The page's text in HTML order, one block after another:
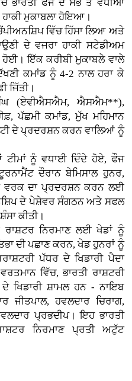
ਭਾਰਤੀ ਫੌਜ ਦੇ ਸਭ ਤੋਂ ਵਧੀਆ
ਮੁਕਾਬਲਾ ਹੋਇਆ।
ਵਿੱਚ ਹਿੱਸਾ ਲਿਆ ਅਤੇ
ਦੇ ਵਜਰਾ ਹਾਕੀ ਸਟੇਡੀਅਮ
ਹੋਈ। ਇੱਕ ਕਰੀਬੀ ਮੁਕਾਬਲੇ ਵਾਲੇ
ਕਮਾਂਡ ਨੂੰ 4-2 ਨਾਲ ਹਰਾ ਕੇ
ਜਿੱਤੀ।
(ਏਵੀਐਸਐਮ, ਐਸਐਮ**),
ਪੱਛਮੀ ਕਮਾਂਡ, ਮੁੱਖ ਮਹਿਮਾਨ
ਦੇ ਪ੍ਰਦਰਸ਼ਨ ਕਰਨ ਵਾਲਿਆਂ ਨੂੰ
ਨੂੰ ਵਧਾਈ ਦਿੰਦੇ ਹੋਏ, ਫੌਜ
ਦੌਰਾਨ ਬੇਮਿਸਾਲ ਹੁਨਰ,
ਵਰਕ ਦਾ ਪ੍ਰਦਰਸ਼ਨ ਕਰਨ ਲਈ
ਦੇ ਪੇਸ਼ੇਵਰ ਸੰਗਠਨ ਅਤੇ ਸਫਲ
ਕੀਤੀ।
ਨਿਰਮਾਣ ਲਈ ਖੇਡਾਂ ਨੂੰ
ਦੀ ਪਛਾਣ ਕਰਨ, ਖੇਡ ਹੁਨਰਾਂ ਨੂੰ
ਪੱਧਰ ਦੇ ਖਿਡਾਰੀ ਪੈਦਾ
ਵਿੱਚ, ਭਾਰਤੀ ਰਾਸ਼ਟਰੀ
ਖਿਡਾਰੀ ਸ਼ਾਮਲ ਹਨ - ਨਾਇਬ
ਜੀਤਪਾਲ, ਹਵਲਦਾਰ ਚਿਰਾਗ,
ਪ੍ਰਭਦੀਪ। ਇਹ ਭਾਰਤੀ
ਨਿਰਮਾਣ ਪ੍ਰਤੀ ਅਟੁੱਟ